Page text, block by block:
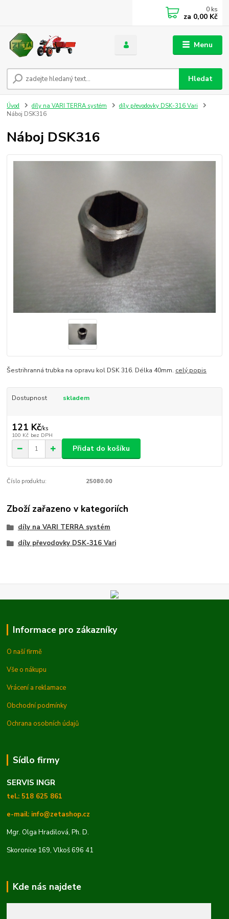
Menu
Hledat
0 ks
za 0,00 Kč
Úvod díly na VARI TERRA systém
díly převodovky DSK-316 Vari
Náboj DSK316
Náboj DSK316
Šestrihranná trubka na opravu kol DSK 316. Délka 40mm. celý popis
Dostupnost skladem
121 Kč/ks
100 Kč bez DPH
Přidat do košíku
Číslo produktu: 25080.00
Zboží zařazeno v kategoriích
díly na VARI TERRA systém
díly převodovky DSK-316 Vari
Informace pro zákazníky
O naší firmě
Vše o nákupu
Vrácení a reklamace
Obchodní podmínky
Ochrana osobních údajů
Sídlo firmy
SERVIS INGR
tel.: 518 625 861
e-mail: info@zetashop.cz
Mgr. Olga Hradilová, Ph. D.
Skoronice 169, Vlkoš 696 41
Kde nás najdete